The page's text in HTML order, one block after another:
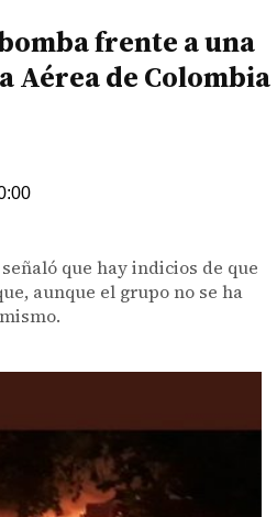
frente a una
Aérea de Colombia
que hay indicios de que
aunque el grupo no se ha